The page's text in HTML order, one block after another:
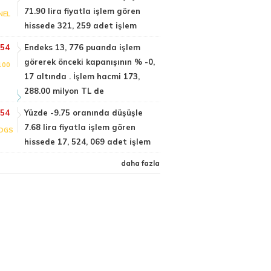
71.90 lira fiyatla işlem gören
hissede 321, 259 adet işlem
Endeks 13, 776 puanda işlem
görerek önceki kapanışının % -0,
17 altında . İşlem hacmi 173,
288.00 milyon TL de
Yüzde -9.75 oranında düşüşle
7.68 lira fiyatla işlem gören
hissede 17, 524, 069 adet işlem
daha fazla